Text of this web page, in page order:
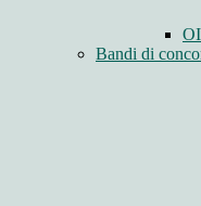
Bandi di